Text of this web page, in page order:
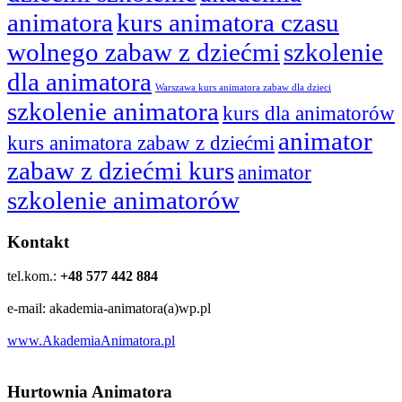
animatorakurs animatora czasu
wolnego zabaw z dziećmi szkolenie
dla animatora Warszawa kurs animatora zabaw dla dzieci
szkolenie animatora kurs dla animatorów
kurs animatora zabaw z dziećmi animator
zabaw z dziećmi kursanimator
szkolenie animatorów
Kontakt
tel.kom.: +48 577 442 884
e-mail: akademia-animatora(a)wp.pl
www.AkademiaAnimatora.pl
Hurtownia Animatora